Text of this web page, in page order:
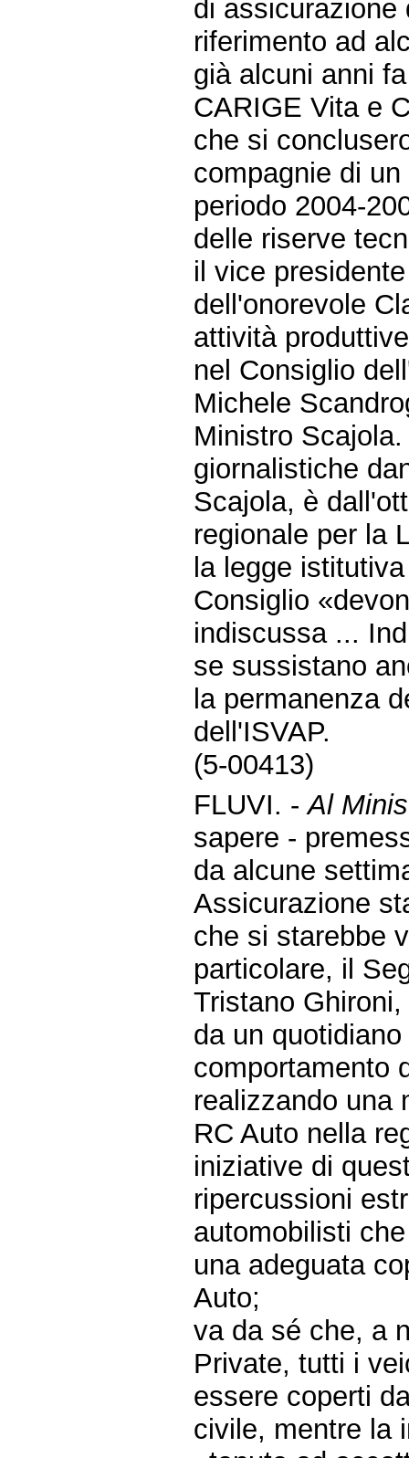
di assicurazione
riferimento ad
già alcuni anni
CARIGE Vita e
che si
compagnie di
periodo 2004-
delle riserve
il vice
dell'onorevole
attività
nel Consiglio
Michele
Ministro
giornalistiche
Scajola, è
regionale per la
la legge
Consiglio
indiscussa ...
se sussistano
la permanenza
dell'ISVAP.
(5-00413)
FLUVI. -Al
sapere -
da alcune
Assicurazione
che si starebbe
particolare, il
Tristano
da un
comportamento
realizzando una
RC Auto nella
iniziative di
ripercussioni
automobilisti
una adeguata
Auto;
va da sé che, a
Private, tutti i
essere coperti
civile, mentre la